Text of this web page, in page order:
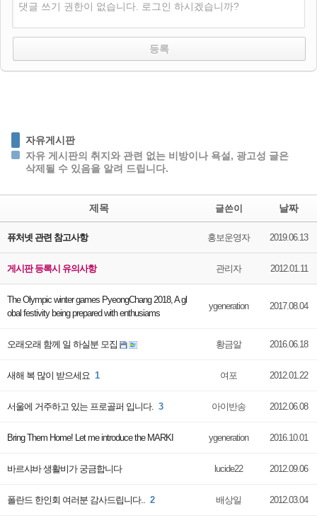
댓글 쓰기 권한이 없습니다. 로그인 하시겠습니까?
자유게시판
자유 게시판의 취지와 관련 없는 비방이나 욕설, 광고성 글은
삭제될 수 있음을 알려 드립니다.
제목 글쓴이 날짜
퓨처넷 관련 참고사항 홍보운영자 2019.06.13
게시판 등록시 유의사항 관리자 2012.01.11
The Olympic winter games PyeongChang 2018, A gl
obal festivity being prepared with enthusiams
ygeneration 2017.08.04
오래오래 함께 일 하실분 모집 황금알 2016.06.18
새해 복 많이 받으세요 1 여포 2012.01.22
서울에 거주하고 있는 프로골퍼 입니다. 3 아이반송 2012.06.08
Bring Them Home! Let me introduce the MARKI ygeneration 2016.10.01
바르샤바 생활비가 궁금합니다 lucide22 2012.09.06
폴란드 한인회 여러분 감사드립니다.. 2 배상일 2012.03.04